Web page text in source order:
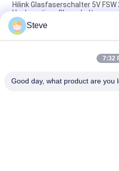
Hilink Glasfaserschalter 5V
Hochwertiger Glasschalter
1HE Rack DF-SF-CVR-LGX QSFP
Dualfaser-zu-Singlemode-
1X2 Mechanischer optischer
Steve
7:32
Good day, what product are you